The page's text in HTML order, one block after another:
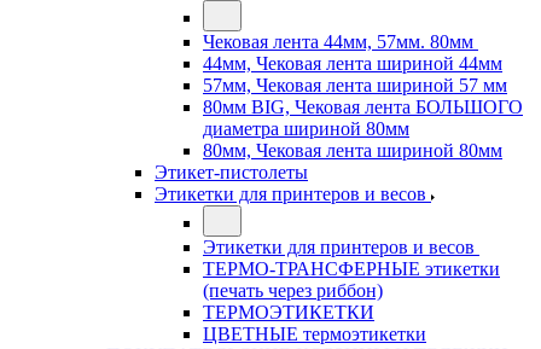
Чековая лента 44мм, 57мм. 80мм
44мм, Чековая лента шириной 44мм
57мм, Чековая лента шириной 57 мм
80мм BIG, Чековая лента БОЛЬШОГО
диаметра шириной 80мм
80мм, Чековая лента шириной 80мм
Этикет-пистолеты
Этикетки для принтеров и весов
Этикетки для принтеров и весов
ТЕРМО-ТРАНСФЕРНЫЕ этикетки
(печать через риббон)
ТЕРМОЭТИКЕТКИ
ЦВЕТНЫЕ термоэтикетки